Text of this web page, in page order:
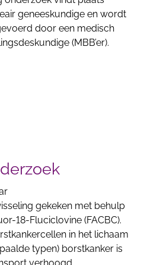
geneeskundige en wordt
door een medisch
(MBB’er).
gekeken met behulp
18-Fluciclovine (FACBC).
in het lichaam
typen) borstkanker is